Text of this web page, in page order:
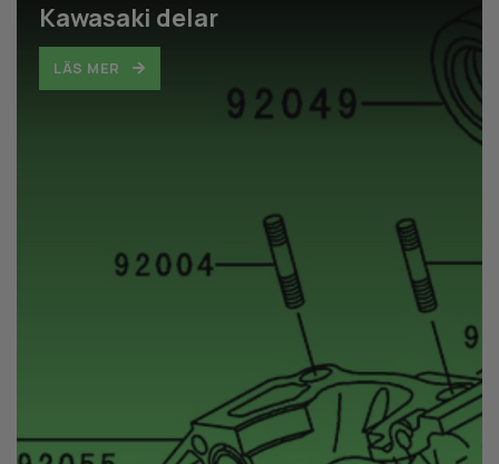
Kawasaki delar
LÄS MER